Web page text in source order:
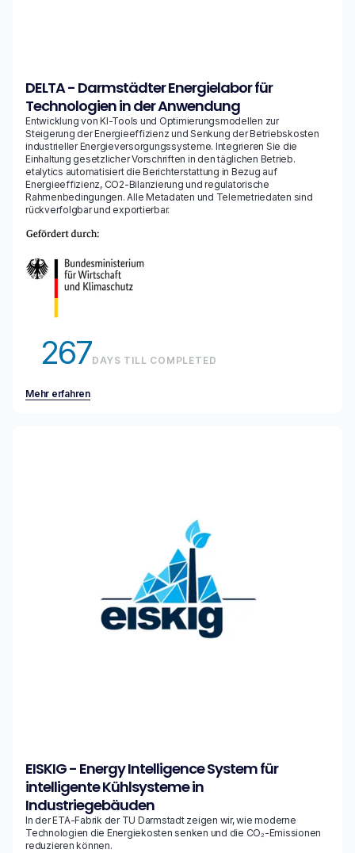
DELTA - Darmstädter Energielabor für
Technologien in der Anwendung
Entwicklung von KI-Tools und Optimierungsmodellen zur
Steigerung der Energieeffizienz und Senkung der Betriebskosten
industrieller Energieversorgungssysteme. Integrieren Sie die
Einhaltung gesetzlicher Vorschriften in den täglichen Betrieb.
etalytics automatisiert die Berichterstattung in Bezug auf
Energieeffizienz, CO2-Bilanzierung und regulatorische
Rahmenbedingungen. Alle Metadaten und Telemetriedaten sind
rückverfolgbar und exportierbar.
267DAYS TILL COMPLETED
Mehr erfahren
EISKIG - Energy Intelligence System für
intelligente Kühlsysteme in
Industriegebäuden
In der ETA-Fabrik der TU Darmstadt zeigen wir, wie moderne
Technologien die Energiekosten senken und die CO₂-Emissionen
reduzieren können.